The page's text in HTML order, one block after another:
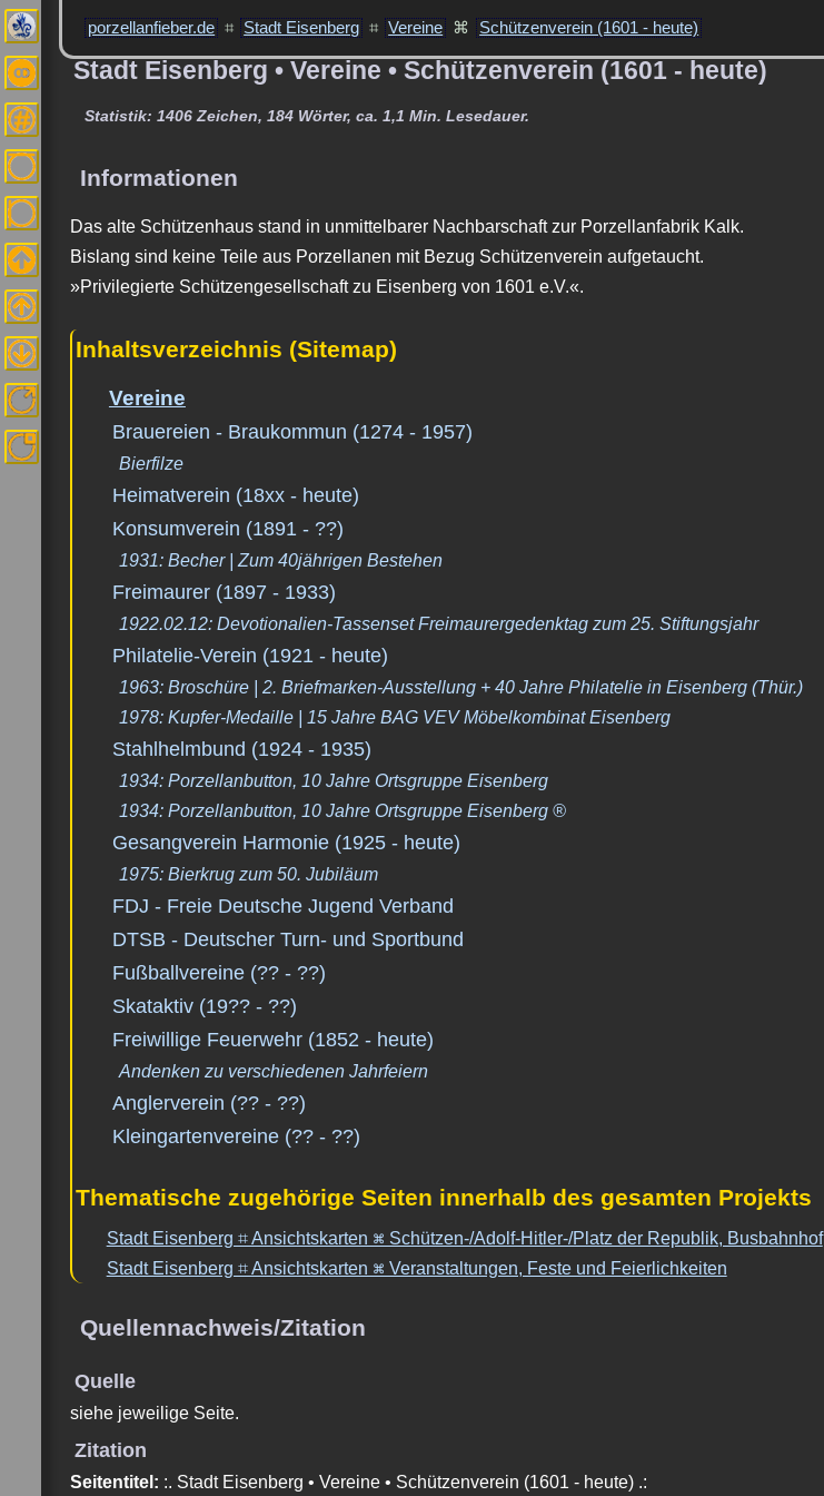
porzellanfieber.de ⌗ Stadt Eisenberg ⌗ Vereine ⌘ Schützenverein (1601 - heute)
Stadt Eisenberg • Vereine • Schützenverein (1601 - heute)
Statistik: 1406 Zeichen, 184 Wörter, ca. 1,1 Min. Lesedauer.
Informationen
Das alte Schützenhaus stand in unmittelbarer Nachbarschaft zur Porzellanfabrik Kalk.
Bislang sind keine Teile aus Porzellanen mit Bezug Schützenverein aufgetaucht.
»Privilegierte Schützengesellschaft zu Eisenberg von 1601 e.V.«.
Inhaltsverzeichnis (Sitemap)
Vereine
Brauereien - Braukommun (1274 - 1957)
Bierfilze
Heimatverein (18xx - heute)
Konsumverein (1891 - ??)
1931: Becher | Zum 40jährigen Bestehen
Freimaurer (1897 - 1933)
1922.02.12: Devotionalien-Tassenset Freimaurergedenktag zum 25. Stiftungsjahr
Philatelie-Verein (1921 - heute)
1963: Broschüre | 2. Briefmarken-Ausstellung + 40 Jahre Philatelie in Eisenberg (Thür.)
1978: Kupfer-Medaille | 15 Jahre BAG VEV Möbelkombinat Eisenberg
Stahlhelmbund (1924 - 1935)
1934: Porzellanbutton, 10 Jahre Ortsgruppe Eisenberg
1934: Porzellanbutton, 10 Jahre Ortsgruppe Eisenberg ®
Gesangverein Harmonie (1925 - heute)
1975: Bierkrug zum 50. Jubiläum
FDJ - Freie Deutsche Jugend Verband
DTSB - Deutscher Turn- und Sportbund
Fußballvereine (?? - ??)
Skataktiv (19?? - ??)
Freiwillige Feuerwehr (1852 - heute)
Andenken zu verschiedenen Jahrfeiern
Anglerverein (?? - ??)
Kleingartenvereine (?? - ??)
Thematische zugehörige Seiten innerhalb des gesamten Projekts
Stadt Eisenberg ⌗ Ansichtskarten ⌘ Schützen-/Adolf-Hitler-/Platz der Republik, Busbahnhof
Stadt Eisenberg ⌗ Ansichtskarten ⌘ Veranstaltungen, Feste und Feierlichkeiten
Quellennachweis/Zitation
Quelle
siehe jeweilige Seite.
Zitation
Seitentitel: :. Stadt Eisenberg • Vereine • Schützenverein (1601 - heute) .: